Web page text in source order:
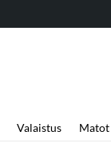
Valaistus Matot